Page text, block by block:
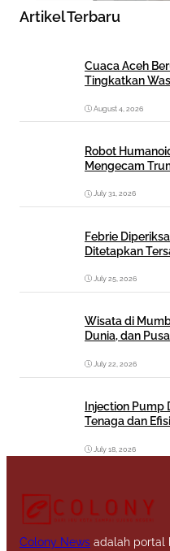
Artikel Terbaru
Cuaca Aceh
Tingkatkan
August 4, 2026
Robot
Mengecam
July 31, 2026
Febrie
Ditetapkan
July 25, 2026
Wisata di
Dunia, dan
July 22, 2026
Injection Pump
Tenaga dan
July 18, 2026
Colony News adalah portal